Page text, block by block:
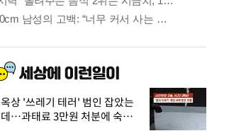
옥상 '쓰레기 테러' 범인 잡았는
데…과태료 3만원 처분에 숙박업